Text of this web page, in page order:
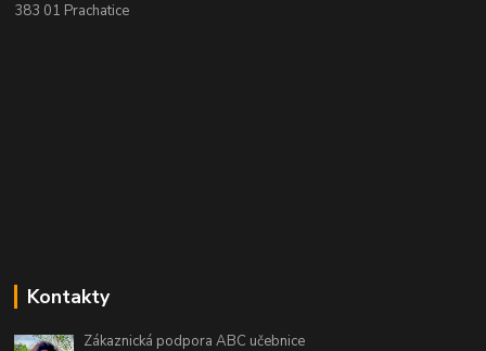
383 01 Prachatice
Kontakty
Zákaznická podpora ABC učebnice